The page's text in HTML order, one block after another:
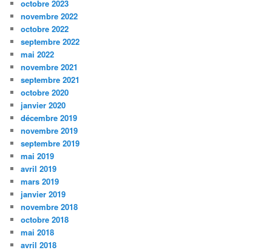
octobre 2023
novembre 2022
octobre 2022
septembre 2022
mai 2022
novembre 2021
septembre 2021
octobre 2020
janvier 2020
décembre 2019
novembre 2019
septembre 2019
mai 2019
avril 2019
mars 2019
janvier 2019
novembre 2018
octobre 2018
mai 2018
avril 2018